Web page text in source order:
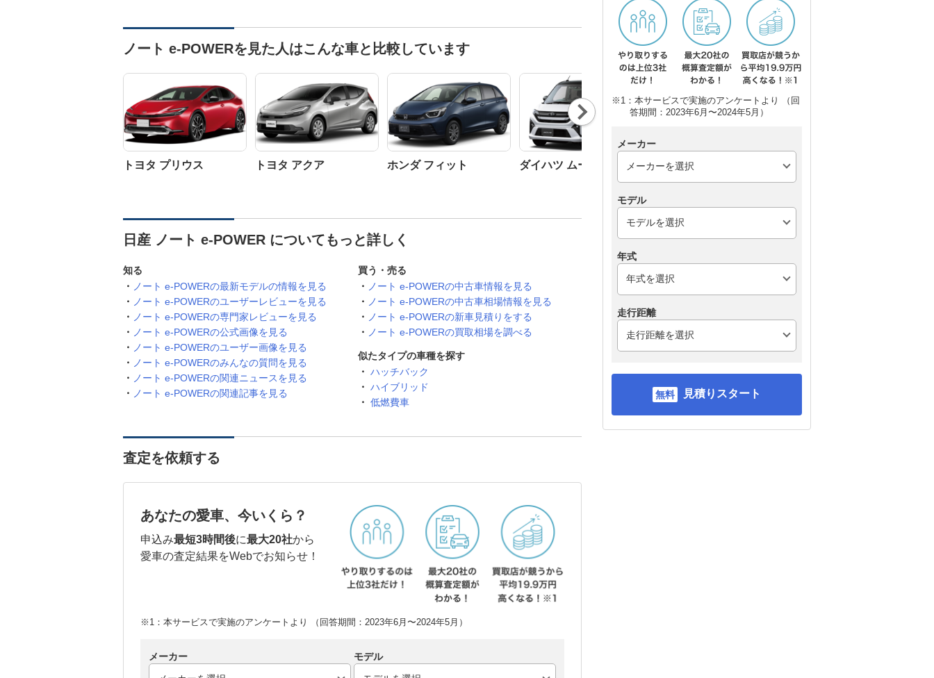
ノート e-POWERを見た人はこんな車と比較しています
トヨタ プリウス トヨタ アクア ホンダ フィット ダイハツ ムーヴ トヨタ ヤリス スズキ アルト
Nex
t
日産 ノート e-POWER についてもっと詳しく
知る
ノート e-POWERの最新モデルの情報を見る
ノート e-POWERのユーザーレビューを見る
ノート e-POWERの専門家レビューを見る
ノート e-POWERの公式画像を見る
ノート e-POWERのユーザー画像を見る
ノート e-POWERのみんなの質問を見る
ノート e-POWERの関連ニュースを見る
ノート e-POWERの関連記事を見る
買う・売る
ノート e-POWERの中古車情報を見る
ノート e-POWERの中古車相場情報を見る
ノート e-POWERの新車見積りをする
ノート e-POWERの買取相場を調べる
似たタイプの車種を探す
ハッチバック
ハイブリッド
低燃費車
査定を依頼する
あなたの愛車、今いくら？
申込み最短3時間後に最大20社から
愛車の査定結果をWebでお知らせ！
※1：本サービスで実施のアンケートより （回答期間：2023年6月〜2024年5月）
メーカー モデル
※1：本サービスで実施のアンケートより （回
答期間：2023年6月〜2024年5月）
メーカー
モデル
年式
走行距離
見積りスタート